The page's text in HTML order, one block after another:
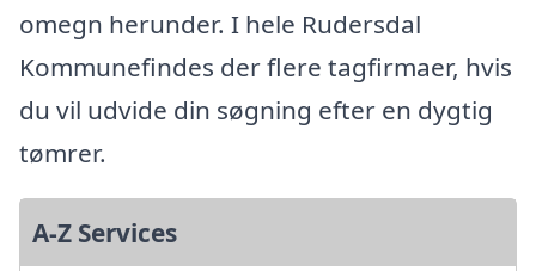
omegn herunder. I hele Rudersdal
Kommunefindes der flere tagfirmaer, hvis
du vil udvide din søgning efter en dygtig
tømrer.
A-Z Services